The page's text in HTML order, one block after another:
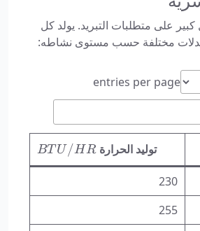
على متطلبات التبريد. يولد كل
مختلفة حسب مستوى نشاطه:
entries per page
توليد الحرارةBTU/HR
BT U/HR
230
255